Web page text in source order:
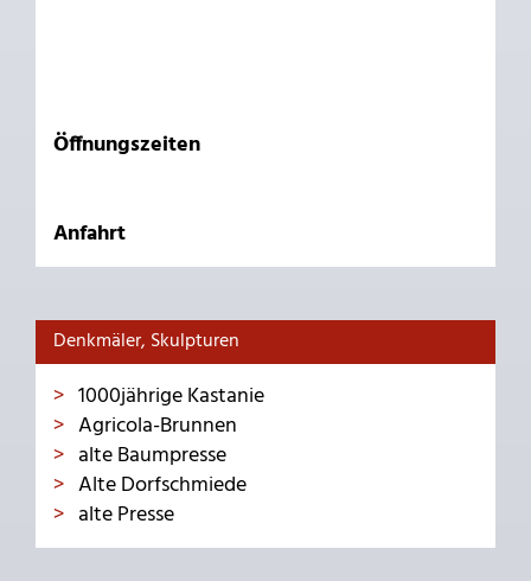
Öffnungszeiten
Anfahrt
Denkmäler, Skulpturen
1000jährige Kastanie
Agricola-Brunnen
alte Baumpresse
Alte Dorfschmiede
alte Presse